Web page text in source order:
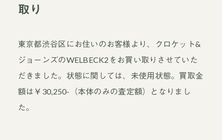
取り
東京都渋谷区にお住いのお客様より、クロケット&
ジョーンズのWELBECK2をお買い取りさせていた
だきました。状態に関しては、未使用状態。買取金
額は￥30,250-（本体のみの査定額）となりまし
た。